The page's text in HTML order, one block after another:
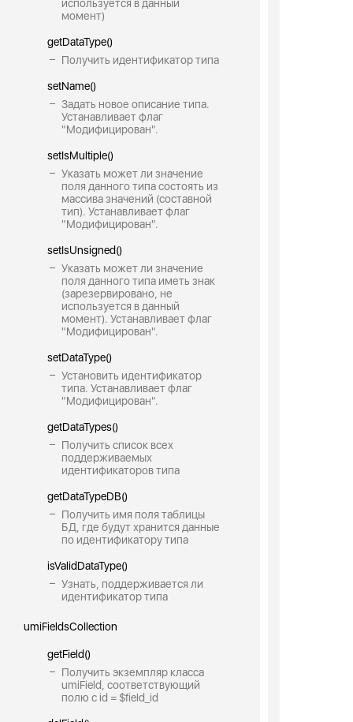
используется в данный
момент)
getDataType()
Получить идентификатор типа
setName()
Задать новое описание типа.
Устанавливает флаг
"Модифицирован".
setIsMultiple()
Указать может ли значение
поля данного типа состоять из
массива значений (составной
тип). Устанавливает флаг
"Модифицирован".
setIsUnsigned()
Указать может ли значение
поля данного типа иметь знак
(зарезервировано, не
используется в данный
момент). Устанавливает флаг
"Модифицирован".
setDataType()
Установить идентификатор
типа. Устанавливает флаг
"Модифицирован".
getDataTypes()
Получить список всех
поддерживаемых
идентификаторов типа
getDataTypeDB()
Получить имя поля таблицы
БД, где будут хранится данные
по идентификатору типа
isValidDataType()
Узнать, поддерживается ли
идентификатор типа
umiFieldsCollection
getField()
Получить экземпляр класса
umiField, соответствующий
полю с id = $field_id